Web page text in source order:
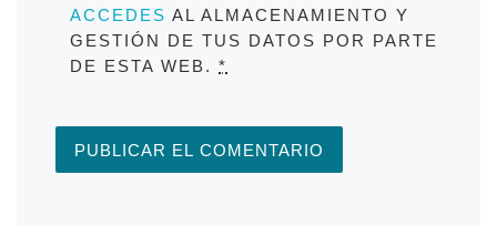
ACCEDES AL ALMACENAMIENTO Y
GESTIÓN DE TUS DATOS POR PARTE
DE ESTA WEB. *